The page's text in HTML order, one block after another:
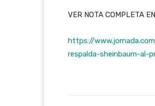
VER NOTA COMPLETA
https://
respalda-sheinbaum-al-